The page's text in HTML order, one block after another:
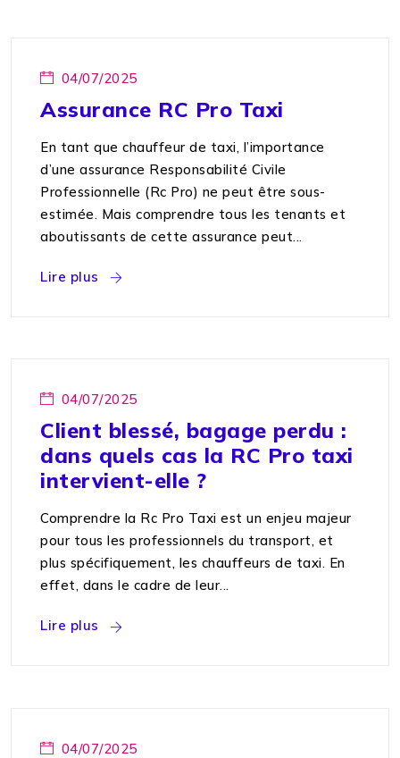
04/07/2025
Assurance RC Pro Taxi
En tant que chauffeur de taxi, l’importance
d’une assurance Responsabilité Civile
Professionnelle (Rc Pro) ne peut être sous-
estimée. Mais comprendre tous les tenants et
aboutissants de cette assurance peut...
Lire plus
04/07/2025
Client blessé, bagage perdu :
dans quels cas la RC Pro taxi
intervient-elle ?
Comprendre la Rc Pro Taxi est un enjeu majeur
pour tous les professionnels du transport, et
plus spécifiquement, les chauffeurs de taxi. En
effet, dans le cadre de leur...
Lire plus
04/07/2025